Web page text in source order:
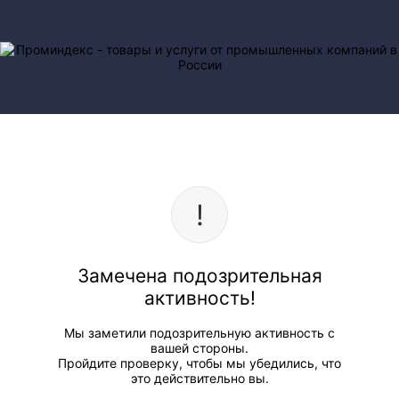
Замечена подозрительная
активность!
Мы заметили подозрительную активность с
вашей стороны.
Пройдите проверку, чтобы мы убедились, что
это действительно вы.